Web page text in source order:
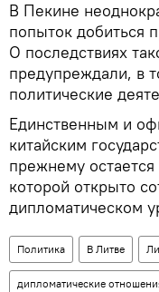
В Пекине
попыток добиться
О последствиях
предупреждали, в
политические
Единственным и
китайским
прежнему
которой открыто
дипломатическом
Политика В Литве
дипломатические